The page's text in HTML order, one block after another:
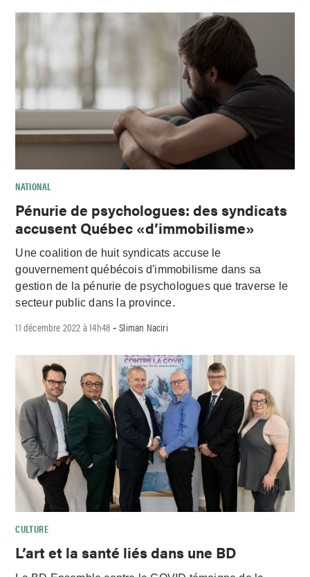
NATIONAL
Pénurie de psychologues: des syndicats
accusent Québec «d’immobilisme»
Une coalition de huit syndicats accuse le
gouvernement québécois d'immobilisme dans sa
gestion de la pénurie de psychologues que traverse le
secteur public dans la province.
11 décembre 2022 à 14h48 -Sliman Naciri
CULTURE
L’art et la santé liés dans une BD